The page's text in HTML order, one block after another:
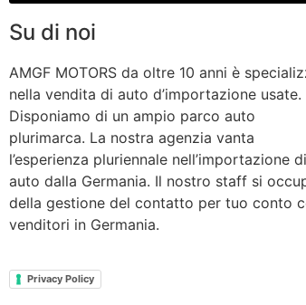
Su di noi
AMGF MOTORS da oltre 10 anni è
nella vendita di auto d’importazione usate.
Disponiamo di un ampio parco auto
plurimarca. La nostra agenzia vanta
l’esperienza pluriennale nell’importazione di
auto dalla Germania. Il nostro staff si
della gestione del contatto per tuo conto
venditori in Germania.
Privacy Policy